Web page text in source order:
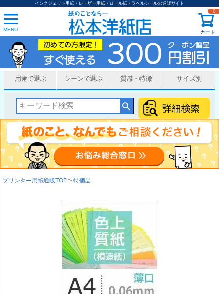
インクジェット用紙・レーザー用紙・ロール紙・ラベルシールの通販サイト
MENU カート
0
用途で選ぶ シーンで選ぶ 質感・特徴 サイズ別
プリンター用紙通販TOP 特価品